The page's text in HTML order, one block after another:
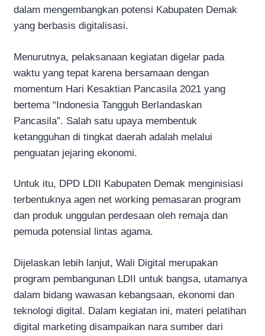
dalam mengembangkan potensi Kabupaten Demak
yang berbasis digitalisasi.
Menurutnya, pelaksanaan kegiatan digelar pada
waktu yang tepat karena bersamaan dengan
momentum Hari Kesaktian Pancasila 2021 yang
bertema “Indonesia Tangguh Berlandaskan
Pancasila”. Salah satu upaya membentuk
ketangguhan di tingkat daerah adalah melalui
penguatan jejaring ekonomi.
Untuk itu, DPD LDII Kabupaten Demak menginisiasi
terbentuknya agen net working pemasaran program
dan produk unggulan perdesaan oleh remaja dan
pemuda potensial lintas agama.
Dijelaskan lebih lanjut, Wali Digital merupakan
program pembangunan LDII untuk bangsa, utamanya
dalam bidang wawasan kebangsaan, ekonomi dan
teknologi digital. Dalam kegiatan ini, materi pelatihan
digital marketing disampaikan nara sumber dari